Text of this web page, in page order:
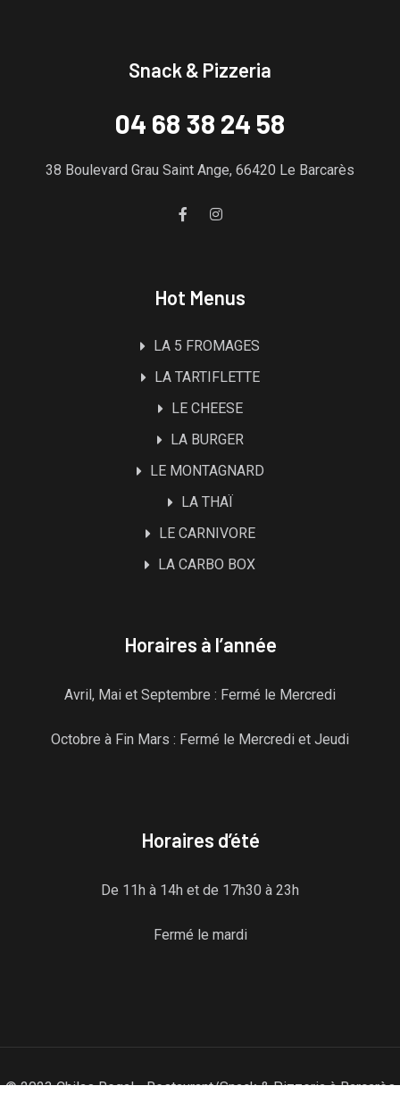
Snack & Pizzeria
04 68 38 24 58
38 Boulevard Grau Saint Ange, 66420 Le Barcarès
Hot Menus
LA 5 FROMAGES
LA TARTIFLETTE
LE CHEESE
LA BURGER
LE MONTAGNARD
LA THAÏ
LE CARNIVORE
LA CARBO BOX
Horaires à l’année
Avril, Mai et Septembre : Fermé le Mercredi
Octobre à Fin Mars : Fermé le Mercredi et Jeudi
Horaires d’été
De 11h à 14h et de 17h30 à 23h
Fermé le mardi
© 2023 Chilas Regal - Restaurant/Snack & Pizzeria à Barcarès